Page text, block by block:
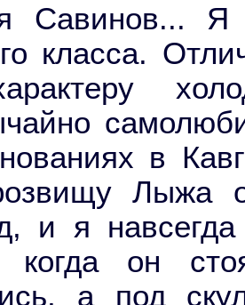
Савинов... Я
класса.
в
Лыжа
и я
когда он
а под